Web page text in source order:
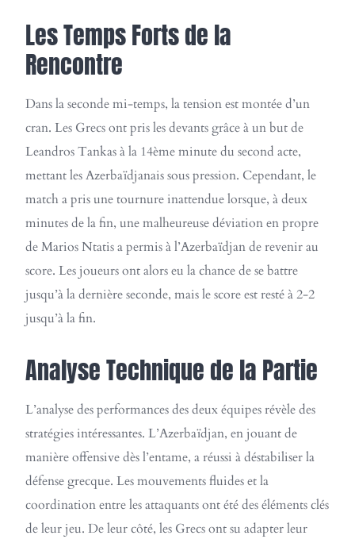
Les Temps Forts de la
Rencontre
Dans la seconde mi-temps, la tension est montée d’un
cran. Les Grecs ont pris les devants grâce à un but de
Leandros Tankas à la 14ème minute du second acte,
mettant les Azerbaïdjanais sous pression. Cependant, le
match a pris une tournure inattendue lorsque, à deux
minutes de la fin, une malheureuse déviation en propre
de Marios Ntatis a permis à l’Azerbaïdjan de revenir au
score. Les joueurs ont alors eu la chance de se battre
jusqu’à la dernière seconde, mais le score est resté à 2-2
jusqu’à la fin.
Analyse Technique de la Partie
L’analyse des performances des deux équipes révèle des
stratégies intéressantes. L’Azerbaïdjan, en jouant de
manière offensive dès l’entame, a réussi à déstabiliser la
défense grecque. Les mouvements fluides et la
coordination entre les attaquants ont été des éléments clés
de leur jeu. De leur côté, les Grecs ont su adapter leur